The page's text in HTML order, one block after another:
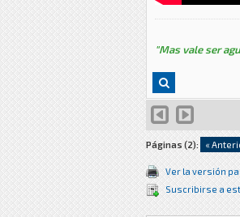
"Mas vale ser
Páginas (2): «
Ver la versión
Suscribirse a